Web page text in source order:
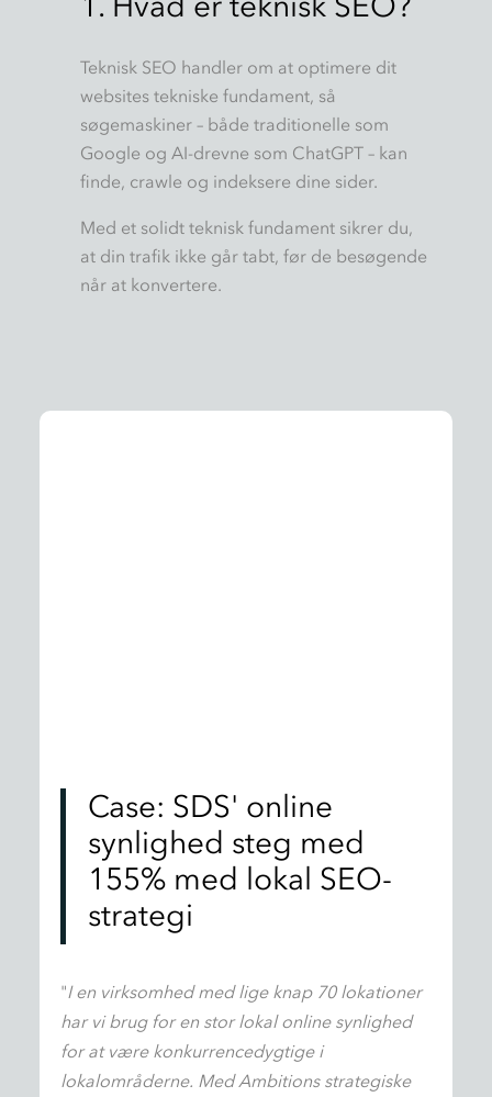
Teknisk SEO handler om at optimere dit
websites tekniske fundament, så
søgemaskiner – både traditionelle som
Google og AI-drevne som ChatGPT – kan
finde, crawle og indeksere dine sider.
Med et solidt teknisk fundament sikrer du,
at din trafik ikke går tabt, før de besøgende
når at konvertere.
Case: SDS' online
synlighed steg med
155% med lokal SEO-
strategi
"I en virksomhed med lige knap 70 lokationer
har vi brug for en stor lokal online synlighed
for at være konkurrencedygtige i
lokalområderne. Med Ambitions strategiske